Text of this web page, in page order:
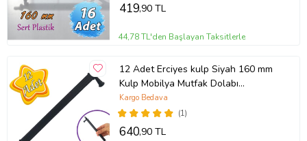
419,90 TL
44,78 TL'den Başlayan Taksitlerle
12 Adet Erciyes kulp Siyah 160 mm
Kulp Mobilya Mutfak Dolabı
Çekmece Dolap Kapak Kulpu Kulbu
Metal Kulpları(1)
Kargo Bedava
640,90 TL